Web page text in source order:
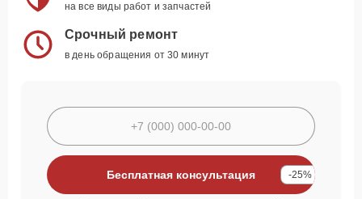
на все виды работ и запчастей
Срочный ремонт
в день обращения от 30 минут
Бесплатная консультация -25%